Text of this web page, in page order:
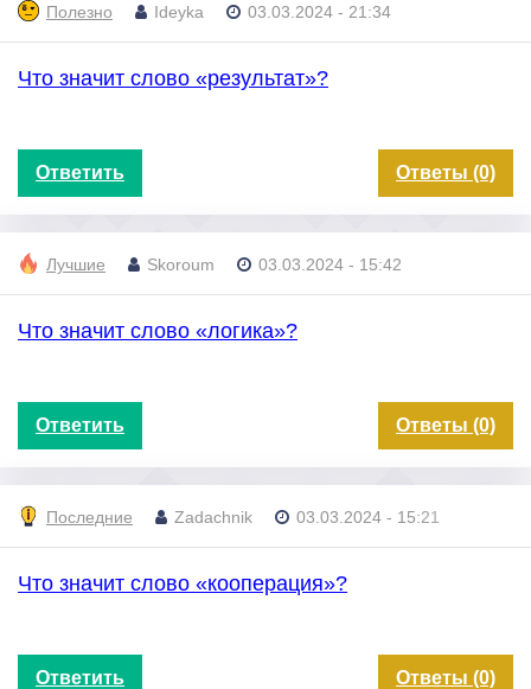
Полезно Ideyka 03.03.2024 - 21:34
Что значит слово «результат»?
Ответить Ответы (0)
Лучшие Skoroum 03.03.2024 - 15:42
Что значит слово «логика»?
Ответить Ответы (0)
Последние Zadachnik 03.03.2024 - 15:21
Что значит слово «кооперация»?
Ответить Ответы (0)